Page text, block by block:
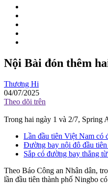
Nội Bài đón thêm
Thương Hi
04/07/2025
Theo dõi trên
Trong hai ngày 1 và 2/7,
Lần đầu tiên Việt Nam có
Đường bay nội đô đầu
Sắp có đường bay thẳng
Theo Báo Công an Nhân dân,
lần đầu tiên thành phố Ningbo